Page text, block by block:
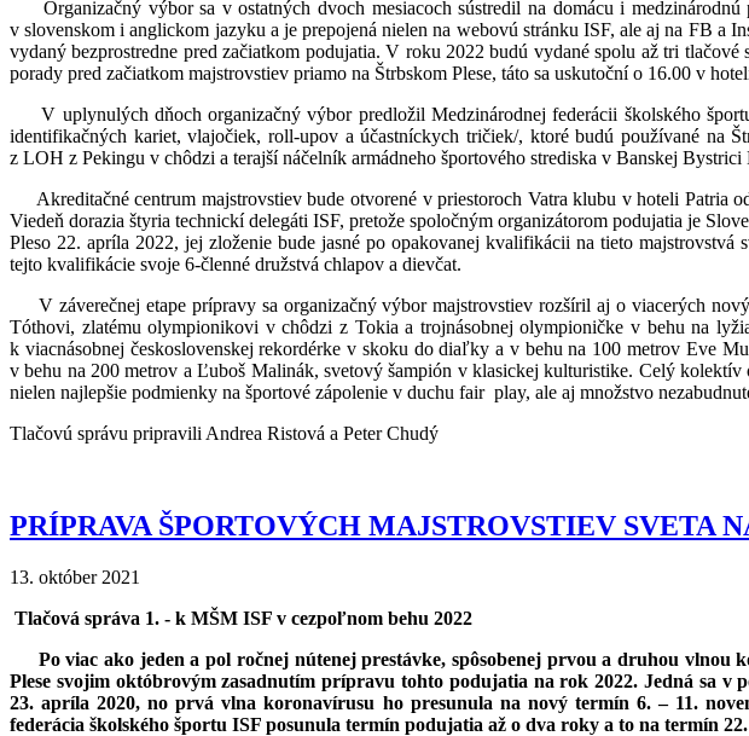
Organizačný výbor sa v ostatných dvoch mesiacoch sústredil na domácu i
v slovenskom i anglickom jazyku a je prepojená nielen na webovú stránku ISF, ale aj na FB a
vydaný bezprostredne pred začiatkom podujatia.V roku 2022 budú vydané spolu až tri tlačové
porady pred začiatkom majstrovstiev priamo na Štrbskom Plese, táto sa uskutoční o 16.00 v
V uplynulých dňoch organizačný výbor predložil Medzinárodnej federácii školského
identifikačných kariet, vlajočiek, roll-upov a účastníckych tričiek/, ktoré budú používané na
z LOH z Pekingu v chôdzi a terajší náčelník armádneho športového strediska v Banskej
Akreditačné centrum majstrovstiev bude otvorené v priestoroch Vatra klubu v hoteli
Viedeň dorazia štyria technickí delegáti ISF, pretože spoločným organizátorom podujatia je
Pleso 22. apríla 2022, jej zloženie bude jasné po opakovanej kvalifikácii na tieto
tejto kvalifikácie svoje 6-členné družstvá chlapov a dievčat.
V záverečnej etape prípravy sa organizačný výbor majstrovstiev rozšíril aj o viacerých
Tóthovi, zlatému olympionikovi v chôdzi z Tokia a trojnásobnej olympioničke v behu na
k viacnásobnej československej rekordérke v skoku do diaľky a v behu na 100 metrov Eve
v behu na 200 metrov a Ľuboš Malinák, svetový šampión v klasickej kulturistike. Celý
nielen najlepšie podmienky na športové zápolenie v duchu fair play, ale aj množstvo
Tlačovú správu pripravili Andrea Ristová a Peter Chudý
PRÍPRAVA ŠPORTOVÝCH MAJSTROVSTIEV SVETA
13. október 2021
Tlačová správa 1. - k MŠM ISF v cezpoľnom behu 2022
Po viac ako jeden a pol ročnej nútenej prestávke, spôsobenej prvou a druhou
Plese svojim októbrovým zasadnutím prípravu tohto podujatia na rok 2022. Jedná sa
23. apríla 2020, no prvá vlna koronavírusu ho presunula na nový termín 6. – 11.
federácia školského športu ISF posunula termín podujatia až o dva roky a to na termín